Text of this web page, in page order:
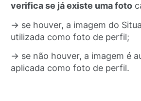
verifica se já existe uma foto
→ se houver, a imagem do
utilizada como foto de perfil;
→ se não houver, a imagem é
aplicada como foto de perfil.